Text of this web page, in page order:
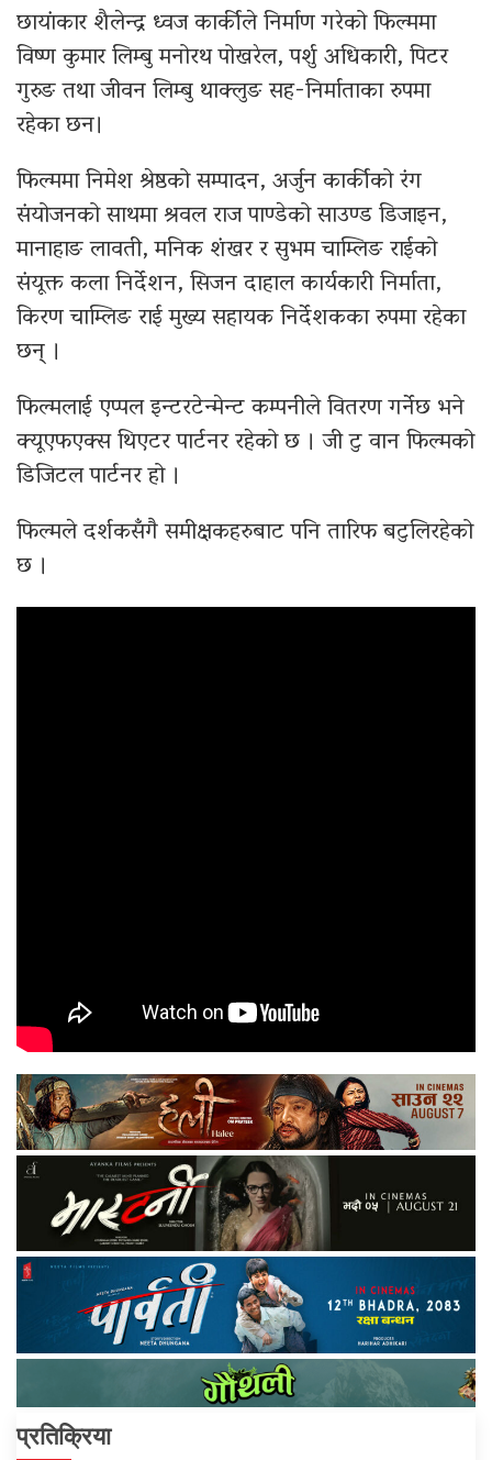
छायांकार शैलेन्द्र ध्वज कार्कीले निर्माण गरेको फिल्ममा
विष्ण कुमार लिम्बु मनोरथ पोखरेल, पर्शु अधिकारी, पिटर
गुरुङ तथा जीवन लिम्बु थाक्लुङ सह-निर्माताका रुपमा
रहेका छन।
फिल्ममा निमेश श्रेष्ठको सम्पादन, अर्जुन कार्कीको रंग
संयोजनको साथमा श्रवल राज पाण्डेको साउण्ड डिजाइन,
मानाहाङ लावती, मनिक शंखर र सुभम चाम्लिङ राईको
संयूक्त कला निर्देशन, सिजन दाहाल कार्यकारी निर्माता,
किरण चाम्लिङ राई मुख्य सहायक निर्देशकका रुपमा रहेका
छन् ।
फिल्मलाई एप्पल इन्टरटेन्मेन्ट कम्पनीले वितरण गर्नेछ भने
क्यूएफएक्स थिएटर पार्टनर रहेको छ । जी टु वान फिल्मको
डिजिटल पार्टनर हो ।
फिल्मले दर्शकसँगै समीक्षकहरुबाट पनि तारिफ बटुलिरहेको
छ ।
प्रतिक्रिया